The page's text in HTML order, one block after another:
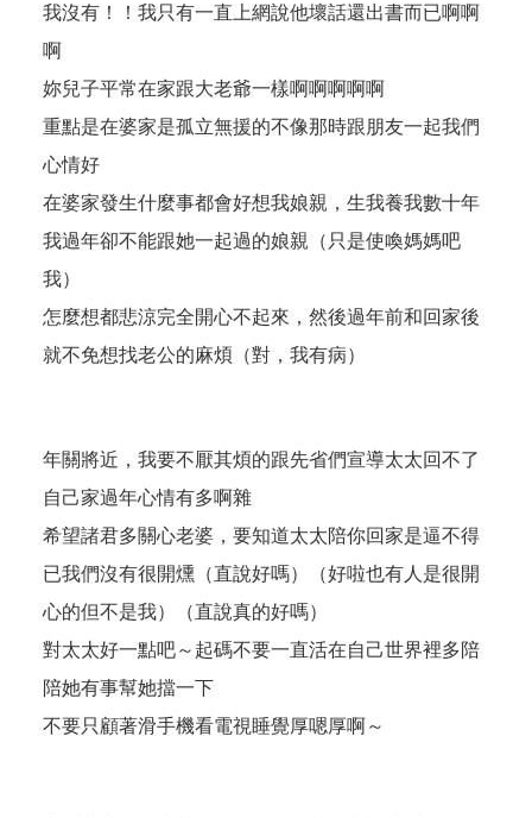
我沒有！！我只有一直上網說他壞話還出書而已啊啊
啊
妳兒子平常在家跟大老爺一樣啊啊啊啊啊
重點是在婆家是孤立無援的不像那時跟朋友一起我們
心情好
在婆家發生什麼事都會好想我娘親，生我養我數十年
我過年卻不能跟她一起過的娘親（只是使喚媽媽吧
我）
怎麼想都悲涼完全開心不起來，然後過年前和回家後
就不免想找老公的麻煩（對，我有病）
年關將近，我要不厭其煩的跟先省們宣導太太回不了
自己家過年心情有多啊雜
希望諸君多關心老婆，要知道太太陪你回家是逼不得
已我們沒有很開燻（直說好嗎）（好啦也有人是很開
心的但不是我）（直說真的好嗎）
對太太好一點吧～起碼不要一直活在自己世界裡多陪
陪她有事幫她擋一下
不要只顧著滑手機看電視睡覺厚嗯厚啊～